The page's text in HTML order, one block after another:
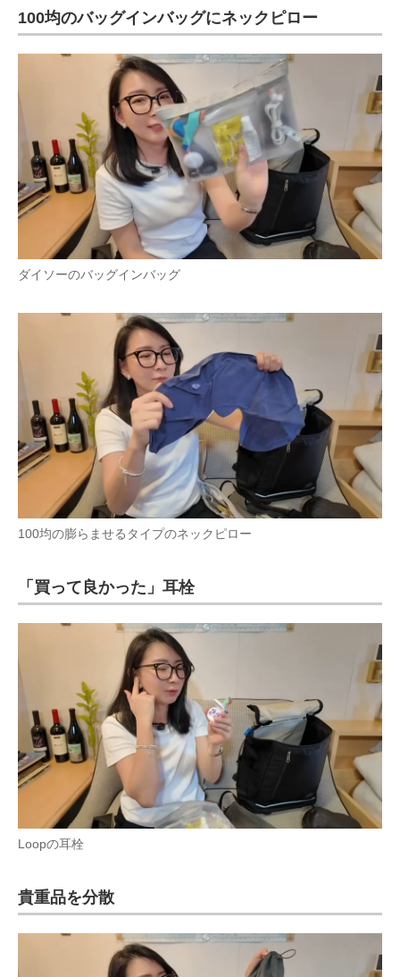
100均のバッグインバッグにネックピロー
ダイソーのバッグインバッグ
100均の膨らませるタイプのネックピロー
「買って良かった」耳栓
Loopの耳栓
貴重品を分散